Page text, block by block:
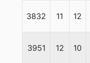
3832 11 12
3951 12 10